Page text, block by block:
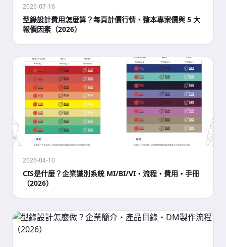
2026-07-16
型錄設計費用怎麼算？每頁計價行情、整本專案價與 5 大
報價因素（2026）
2026-04-10
CIS是什麼？企業識別系統 MI/BI/VI・流程・費用・手冊
（2026）